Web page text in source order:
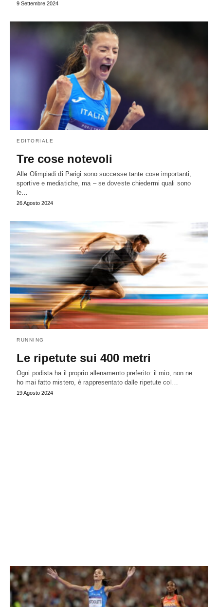
9 Settembre 2024
EDITORIALE
Tre cose notevoli
Alle Olimpiadi di Parigi sono successe tante cose importanti,
sportive e mediatiche, ma – se doveste chiedermi quali sono
le…
26 Agosto 2024
RUNNING
Le ripetute sui 400 metri
Ogni podista ha il proprio allenamento preferito: il mio, non ne
ho mai fatto mistero, è rappresentato dalle ripetute col…
19 Agosto 2024